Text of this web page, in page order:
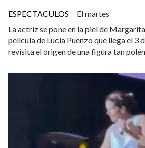
ESPECTACULOS
El martes
La actriz se pone en la piel de
película de Lucía Puenzo que llega el 3
revisita el origen de una figura tan